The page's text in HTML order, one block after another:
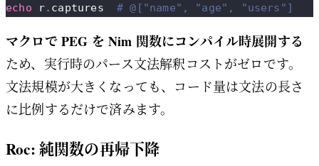
echo r. captures # @["name", "age", "users"]
マクロで PEG を Nim 関数にコンパイル時展開する
ため、実行時のパース文法解釈コストがゼロです。
文法規模が大きくなっても、コード量は文法の長さ
に比例するだけで済みます。
Roc: 純関数の再帰下降